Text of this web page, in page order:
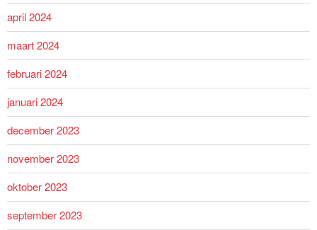
april 2024
maart 2024
februari 2024
januari 2024
december 2023
november 2023
oktober 2023
september 2023